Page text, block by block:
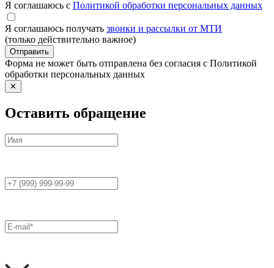
Я соглашаюсь с Политикой обработки персональных данных
Я соглашаюсь получать звонки и рассылки от МТИ
(только действительно важное)
Отправить
Форма не может быть отправлена без согласия с Политикой
обработки персональных данных
✕
Оставить обращение